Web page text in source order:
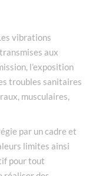
vibrations
aux
l’exposition
troubles sanitaires
musculaires,
par un cadre et
limites ainsi
pour tout